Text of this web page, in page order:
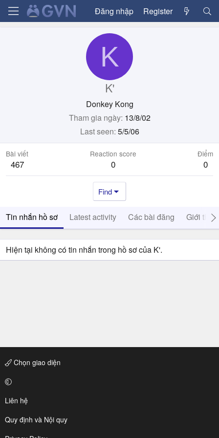
Đăng nhập Register
K
K'
Donkey Kong
Tham gia ngày 13/8/02
Last seen 5/5/06
Bài viết
467
Reaction score
0
Điểm
0
Find
Tin nhắn hồ sơ Latest activity Các bài đăng Giới thiệu
Hiện tại không có tin nhắn trong hồ sơ của K'.
Chọn giao diện
Liên hệ
Quy định và Nội quy